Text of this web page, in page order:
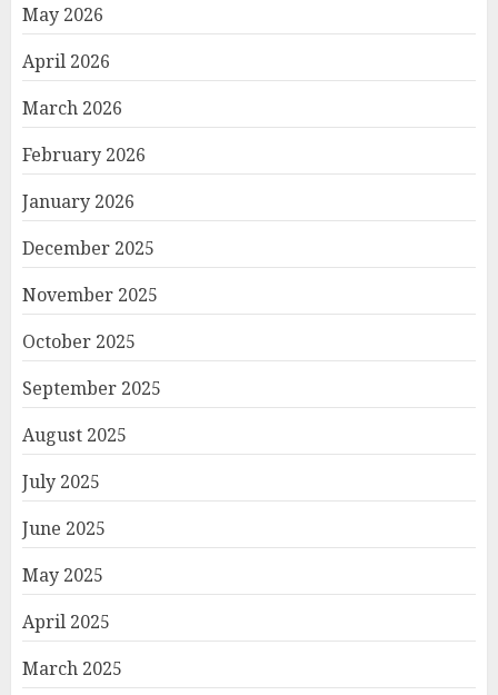
May 2026
April 2026
March 2026
February 2026
January 2026
December 2025
November 2025
October 2025
September 2025
August 2025
July 2025
June 2025
May 2025
April 2025
March 2025